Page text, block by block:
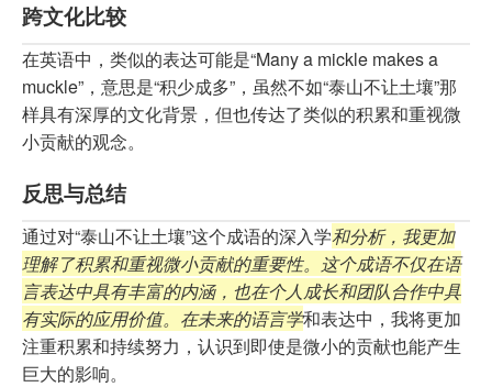
跨文化比较
在英语中，类似的表达可能是“Many a mickle makes a
muckle”，意思是“积少成多”，虽然不如“泰山不让土壤”那
样具有深厚的文化背景，但也传达了类似的积累和重视微
小贡献的观念。
反思与总结
通过对“泰山不让土壤”这个成语的深入学和分析，我更加
理解了积累和重视微小贡献的重要性。这个成语不仅在语
言表达中具有丰富的内涵，也在个人成长和团队合作中具
有实际的应用价值。在未来的语言学和表达中，我将更加
注重积累和持续努力，认识到即使是微小的贡献也能产生
巨大的影响。